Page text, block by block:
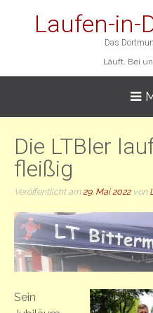
Laufen-in-
Das
Läuft. Bei
Die LTBler
fleißig
Veröffentlicht am29. Mai 2022von
Sein